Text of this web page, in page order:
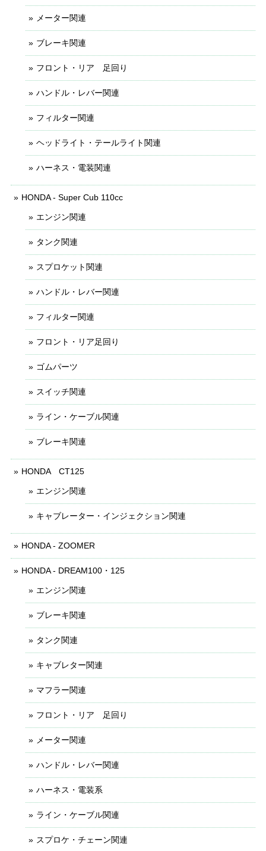
メーター関連
ブレーキ関連
フロント・リア 足回り
ハンドル・レバー関連
フィルター関連
ヘッドライト・テールライト関連
ハーネス・電装関連
HONDA - Super Cub 110cc
エンジン関連
タンク関連
スプロケット関連
ハンドル・レバー関連
フィルター関連
フロント・リア足回り
ゴムパーツ
スイッチ関連
ライン・ケーブル関連
ブレーキ関連
HONDA CT125
エンジン関連
キャブレーター・インジェクション関連
HONDA - ZOOMER
HONDA - DREAM100・125
エンジン関連
ブレーキ関連
タンク関連
キャブレター関連
マフラー関連
フロント・リア 足回り
メーター関連
ハンドル・レバー関連
ハーネス・電装系
ライン・ケーブル関連
スプロケ・チェーン関連